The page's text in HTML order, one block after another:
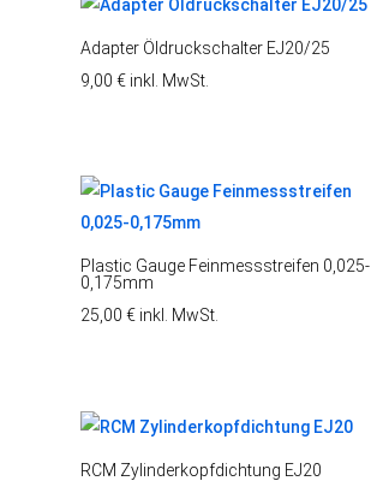
Adapter Öldruckschalter EJ20/25
9,00€ inkl. MwSt.
Plastic Gauge Feinmessstreifen 0,025-
0,175mm
25,00€ inkl. MwSt.
RCM Zylinderkopfdichtung EJ20